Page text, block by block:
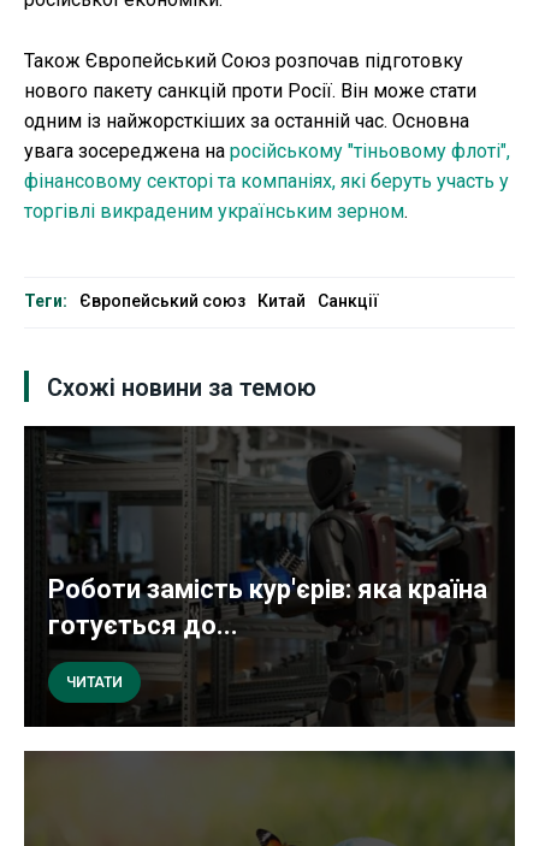
Також Європейський Союз розпочав підготовку
нового пакету санкцій проти Росії. Він може стати
одним із найжорсткіших за останній час. Основна
увага зосереджена на російському "тіньовому флоті",
фінансовому секторі та компаніях, які беруть участь у
торгівлі викраденим українським зерном.
Теги: Європейський союз Китай Санкції
Схожі новини за темою
Роботи замість кур'єрів: яка країна
готується до...
ЧИТАТИ